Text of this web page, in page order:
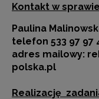
Kontakt w
Paulina
telefon 533 97 97
adres mailowy:
polska.pl
Realizację